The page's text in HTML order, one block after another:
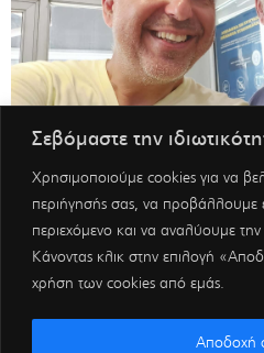
Σεβόμαστε την
Χρησιμοποιούμε cookies για να
περιήγησής σας, να προβάλλουμε
περιεχόμενο και να αναλύουμε την
Κάνοντας κλικ στην επιλογή
χρήση των cookies από εμάς.
Αποδοχή